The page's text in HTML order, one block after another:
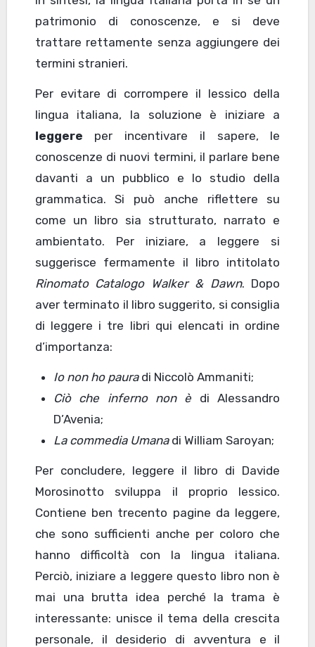
patrimonio di conoscenze, e si deve
trattare rettamente senza aggiungere dei
termini stranieri.
Per evitare di corrompere il lessico della
lingua italiana, la soluzione è iniziare a
leggere per incentivare il sapere, le
conoscenze di nuovi termini, il parlare bene
davanti a un pubblico e lo studio della
grammatica. Si può anche riflettere su
come un libro sia strutturato, narrato e
ambientato. Per iniziare, a leggere si
suggerisce fermamente il libro intitolato
Rinomato Catalogo Walker & Dawn. Dopo
aver terminato il libro suggerito, si consiglia
di leggere i tre libri qui elencati in ordine
d’importanza:
Io non ho pauradi Niccolò Ammaniti;
Ciò che inferno non è di Alessandro
D’Avenia;
La commedia Umanadi William Saroyan;
Per concludere, leggere il libro di Davide
Morosinotto sviluppa il proprio lessico.
Contiene ben trecento pagine da leggere,
che sono sufficienti anche per coloro che
hanno difficoltà con la lingua italiana.
Perciò, iniziare a leggere questo libro non è
mai una brutta idea perché la trama è
interessante: unisce il tema della crescita
personale, il desiderio di avventura e il